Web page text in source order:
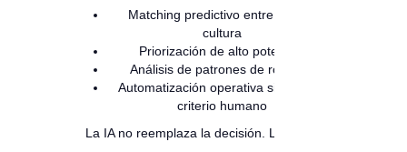
Matching predictivo entre perfil y
cultura
Priorización de alto potencial
Análisis de patrones de rotación
Automatización operativa sin perder
criterio humano
La IA no reemplaza la decisión. La eleva.